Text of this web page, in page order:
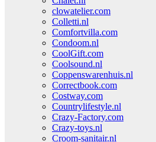
clowatelier.com
Colletti.nl
Comfortvilla.com
Condoom.nl
CoolGift.com
Coolsound.nl
Coppenswarenhuis.nl
Correctbook.com
Costway.com
Countrylifestyle.nl
Crazy-Factory.com
Crazy-toys.nl
Croom-sanitair.nl